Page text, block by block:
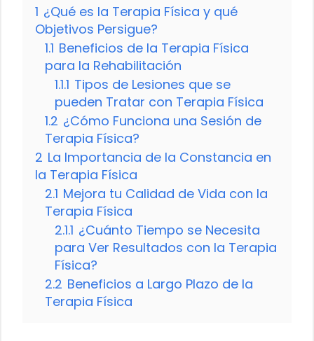
1 ¿Qué es la Terapia Física y qué
Objetivos Persigue?
1.1 Beneficios de la Terapia Física
para la Rehabilitación
1.1.1 Tipos de Lesiones que se
pueden Tratar con Terapia Física
1.2 ¿Cómo Funciona una Sesión de
Terapia Física?
2 La Importancia de la Constancia en
la Terapia Física
2.1 Mejora tu Calidad de Vida con la
Terapia Física
2.1.1 ¿Cuánto Tiempo se Necesita
para Ver Resultados con la Terapia
Física?
2.2 Beneficios a Largo Plazo de la
Terapia Física